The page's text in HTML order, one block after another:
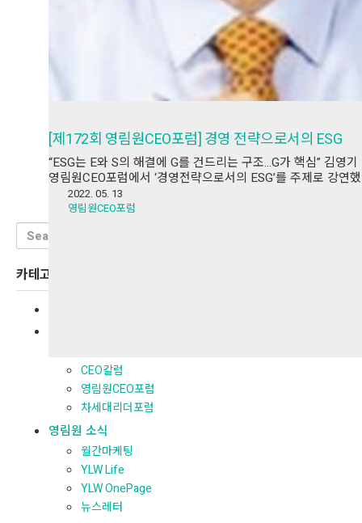
[제172회 영림원CEO포럼] 경영 전략으로서의 ESG
“ESG는 E와 S의 해결에 G를 건드리는 구조…G가 핵심” 김영
영림원CEO포럼에서 ‘경영전략으로서의 ESG’를 주제로 강
2022. 05. 13
영림원CEO포럼
Search
for:
카테고리
CEO칼럼
영림원CEO포럼
차세대리더포럼
영림원 소식
월간마케팅
YLW Life
YLW OnePage
뉴스레터